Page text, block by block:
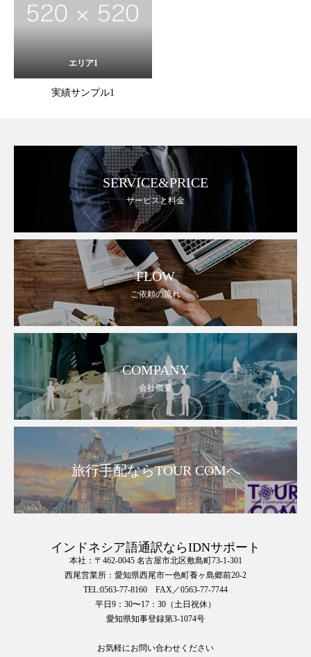
エリア1
実績サンプル1
SERVICE&PRICE
サービスと料金
FLOW
ご依頼の流れ
COMPANY
会社概要
旅行手配ならTOUR COMへ
インドネシア語通訳ならIDNサポート
本社：〒462-0045 名古屋市北区敷島町73-1-301
西尾営業所：愛知県西尾市一色町養ヶ島郷前20-2
TEL:0563-77-8160 FAX／0563-77-7744
平日9：30〜17：30（土日祝休）
愛知県知事登録第3-1074号
お気軽にお問い合わせください